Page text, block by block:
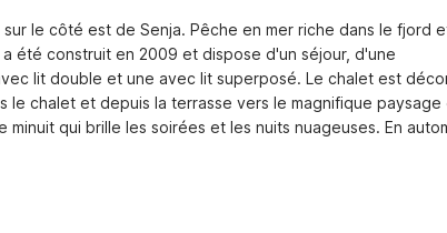
le côté est de Senja. Pêche en mer riche dans le fjord
été construit en 2009 et dispose d'un séjour, d'une
lit double et une avec lit superposé. Le chalet est
chalet et depuis la terrasse vers le magnifique paysage
qui brille les soirées et les nuits nuageuses. En